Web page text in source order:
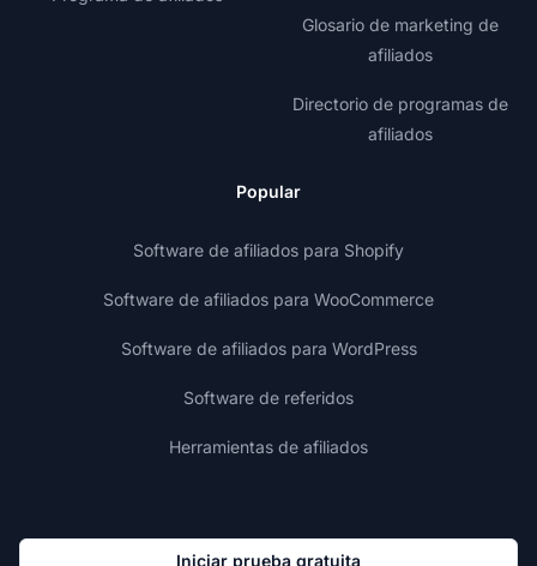
Glosario de marketing de
afiliados
Directorio de programas de
afiliados
Popular
Software de afiliados para Shopify
Software de afiliados para WooCommerce
Software de afiliados para WordPress
Software de referidos
Herramientas de afiliados
Iniciar prueba gratuita